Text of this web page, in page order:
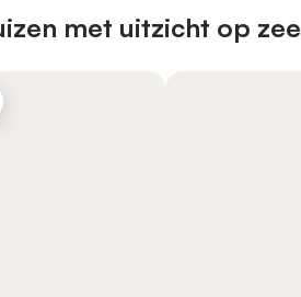
met uitzicht op zee